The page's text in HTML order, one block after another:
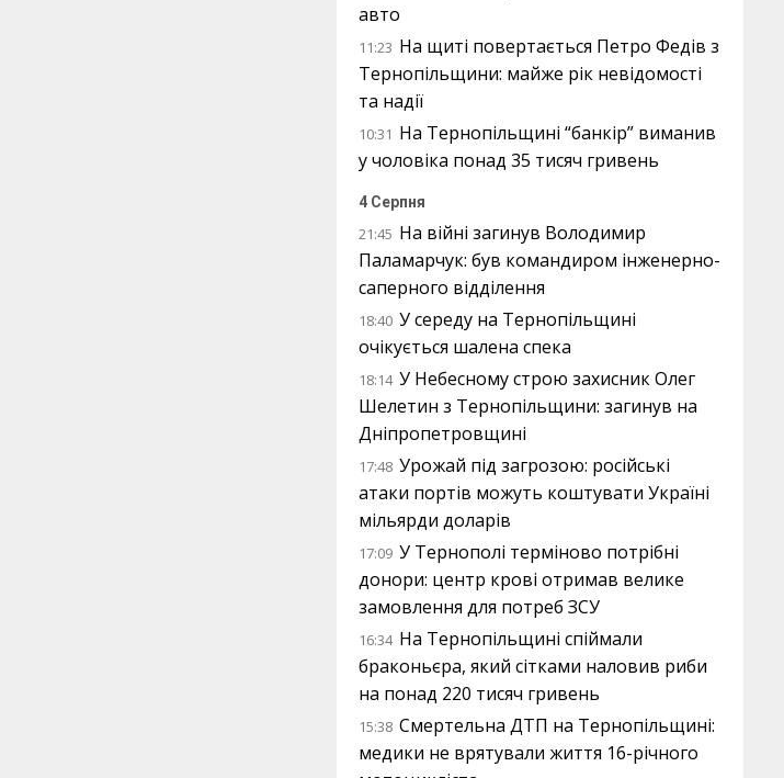
авто
11:23 На щиті повертається Петро Федів з
Тернопільщини: майже рік невідомості
та надії
10:31 На Тернопільщині “банкір” виманив
у чоловіка понад 35 тисяч гривень
4 Серпня
21:45 На війні загинув Володимир
Паламарчук: був командиром інженерно-
саперного відділення
18:40 У середу на Тернопільщині
очікується шалена спека
18:14 У Небесному строю захисник Олег
Шелетин з Тернопільщини: загинув на
Дніпропетровщині
17:48 Урожай під загрозою: російські
атаки портів можуть коштувати Україні
мільярди доларів
17:09 У Тернополі терміново потрібні
донори: центр крові отримав велике
замовлення для потреб ЗСУ
16:34 На Тернопільщині спіймали
браконьєра, який сітками наловив риби
на понад 220 тисяч гривень
15:38 Смертельна ДТП на Тернопільщині:
медики не врятували життя 16-річного